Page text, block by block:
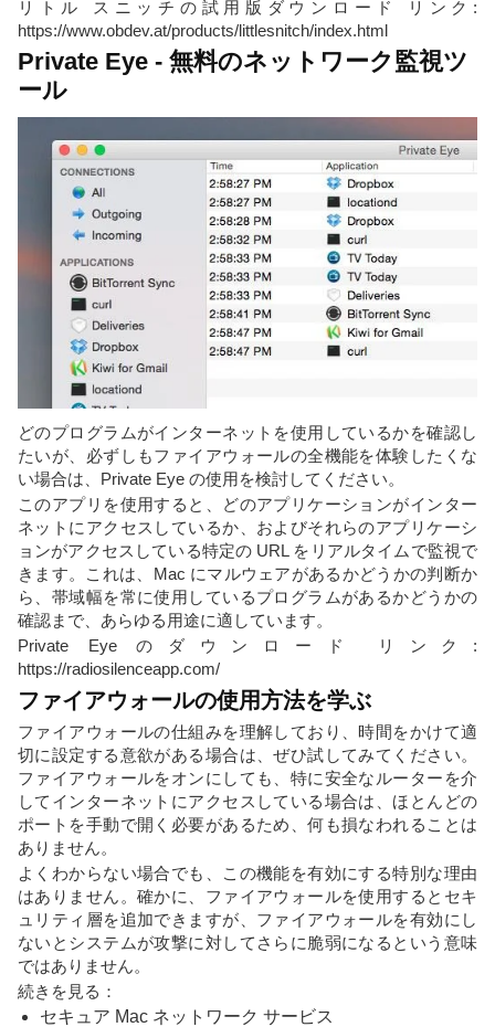
リトル スニッチの試用版ダウンロード リンク:
https://www.obdev.at/products/littlesnitch/index.html
Private Eye - 無料のネットワーク監視ツ
ール
どのプログラムがインターネットを使用しているかを確認し
たいが、必ずしもファイアウォールの全機能を体験したくな
い場合は、Private Eye の使用を検討してください。
このアプリを使用すると、どのアプリケーションがインター
ネットにアクセスしているか、およびそれらのアプリケーシ
ョンがアクセスしている特定の URL をリアルタイムで監視で
きます。これは、Mac にマルウェアがあるかどうかの判断か
ら、帯域幅を常に使用しているプログラムがあるかどうかの
確認まで、あらゆる用途に適しています。
Private Eye のダウンロード リンク:
https://radiosilenceapp.com/
ファイアウォールの使用方法を学ぶ
ファイアウォールの仕組みを理解しており、時間をかけて適
切に設定する意欲がある場合は、ぜひ試してみてください。
ファイアウォールをオンにしても、特に安全なルーターを介
してインターネットにアクセスしている場合は、ほとんどの
ポートを手動で開く必要があるため、何も損なわれることは
ありません。
よくわからない場合でも、この機能を有効にする特別な理由
はありません。確かに、ファイアウォールを使用するとセキ
ュリティ層を追加できますが、ファイアウォールを有効にし
ないとシステムが攻撃に対してさらに脆弱になるという意味
ではありません。
続きを見る：
セキュア Mac ネットワーク サービス